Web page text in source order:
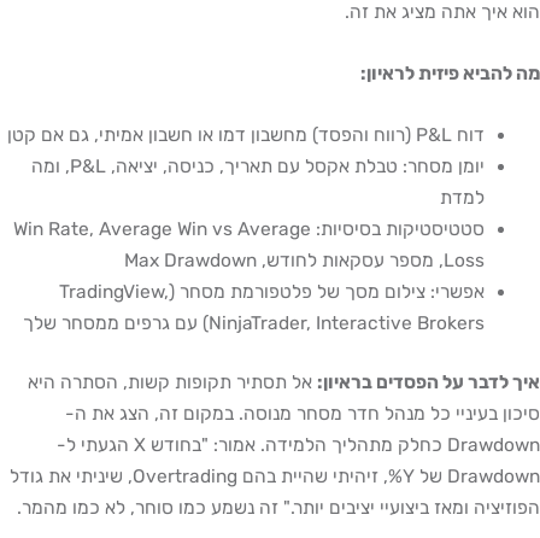
הוא איך אתה מציג את זה.
מה להביא פיזית לראיון:
דוח P&L (רווח והפסד) מחשבון דמו או חשבון אמיתי, גם אם קטן
יומן מסחר: טבלת אקסל עם תאריך, כניסה, יציאה, P&L, ומה
למדת
סטטיסטיקות בסיסיות: Win Rate, Average Win vs Average
Loss, מספר עסקאות לחודש, Max Drawdown
אפשרי: צילום מסך של פלטפורמת מסחר (TradingView,
NinjaTrader, Interactive Brokers) עם גרפים ממסחר שלך
איך לדבר על הפסדים בראיון: אל תסתיר תקופות קשות, הסתרה היא
סיכון בעיניי כל מנהל חדר מסחר מנוסה. במקום זה, הצג את ה-
Drawdown כחלק מתהליך הלמידה. אמור: "בחודש X הגעתי ל-
Drawdown של Y%, זיהיתי שהיית בהם Overtrading, שיניתי את גודל
הפוזיציה ומאז ביצועיי יציבים יותר." זה נשמע כמו סוחר, לא כמו מהמר.